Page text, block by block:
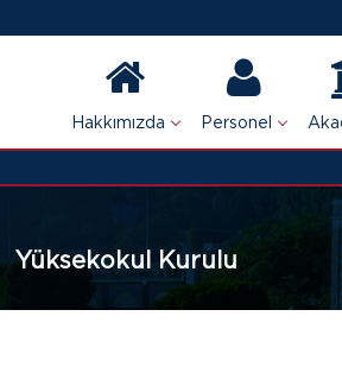
Hakkımızda Personel
Yüksekokul Kurulu